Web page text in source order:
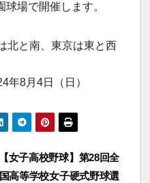
場で開催します。
と南、東京は東と西
8月4日（日）
【女子高校野球】第28回全
国高等学校女子硬式野球選